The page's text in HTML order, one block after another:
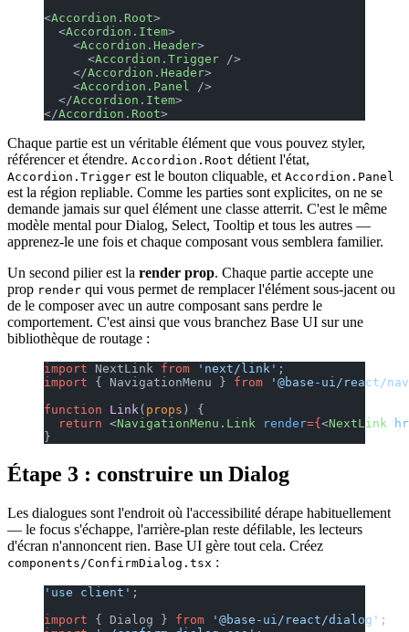
<Accordion.Root>
  <
Accordion.Item>
    <
Accordion.Header>
      <
Accordion.Trigger />
    </
Accordion.Header>
    <
Accordion.Panel
/>
  </
Accordion.Item>
</Accordion.Root>
Chaque partie est un véritable élément que vous pouvez styler,
référencer et étendre. Accordion.Root détient l'état,
Accordion.Trigger est le bouton cliquable, et Accordion.Panel
est la région repliable. Comme les parties sont explicites, on ne se
demande jamais sur quel élément une classe atterrit. C'est le même
modèle mental pour Dialog, Select, Tooltip et tous les autres —
apprenez-le une fois et chaque composant vous semblera familier.
Un second pilier est la render prop. Chaque partie accepte une
prop render qui vous permet de remplacer l'élément sous-jacent ou
de le composer avec un autre composant sans perdre le
comportement. C'est ainsi que vous branchez Base UI sur une
bibliothèque de routage :
import NextLink from 'next/link' ;
import { NavigationMenu } from '@base-ui/react/
function Link ( props ) {
  return
<NavigationMenu.Link render={ <NextLink
}
Étape 3 : construire un Dialog
Les dialogues sont l'endroit où l'accessibilité dérape habituellement
— le focus s'échappe, l'arrière-plan reste défilable, les lecteurs
d'écran n'annoncent rien. Base UI gère tout cela. Créez
components/ConfirmDialog.tsx :
'use client' ;
import { Dialog } from '@base-ui/react/dialog' ;